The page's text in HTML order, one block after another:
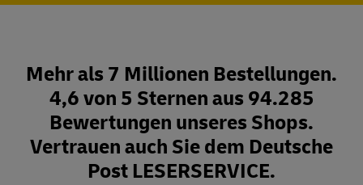
Mehr als 7 Millionen Bestellungen.
4,6 von 5 Sternen aus 94.285
Bewertungen unseres Shops.
Vertrauen auch Sie dem Deutsche
Post LESERSERVICE.